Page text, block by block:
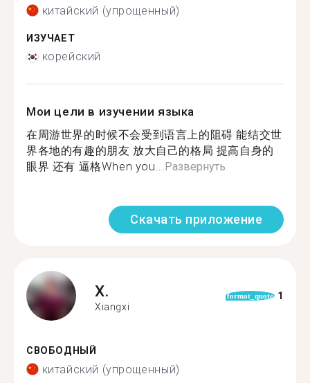
китайский (упрощенный)
ИЗУЧАЕТ
корейский
Мои цели в изучении языка
在周游世界的时候不会受到语言上的阻碍 能结交世
界各地的有趣的朋友 放大自己的格局 提高自身的
眼界 还有 逼格When you...Развернуть
Скачать приложение
X.
Xiangxi
format_quote 1
СВОБОДНЫЙ
китайский (упрощенный)